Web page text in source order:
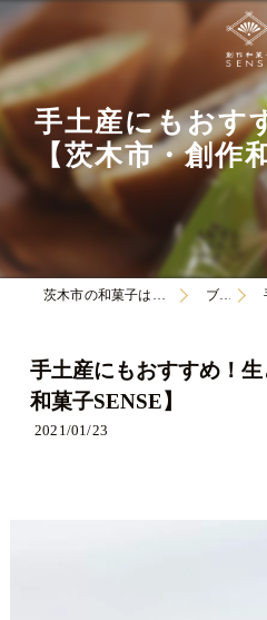
手土産にもおす
【茨木市・創作
茨木市の和菓子は創作和菓子SENSE ブログ
手土産にもおすすめ！
和菓子SENSE】
2021/01/23